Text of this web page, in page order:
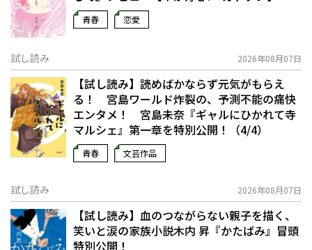
青春 恋愛
試し読み 2026年08月07日
【試し読み】読めばかならず元気がもらえ
る！ 宮島ワールド炸裂の、予測不能の痛快
エンタメ！ 宮島未奈『ギャルにひかれて寺
マルシェ』第一章を特別公開！（4/4）
青春 文芸作品
試し読み 2026年08月07日
【試し読み】血のつながらない親子を描く、
笑いと涙の家族小説――木内 昇『かたばみ』冒頭
特別公開！